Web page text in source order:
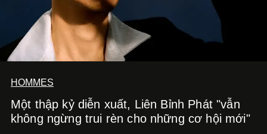
HOMMES
Một thập kỷ diễn xuất, Liên Bỉnh Phát "vẫn
không ngừng trui rèn cho những cơ hội mới"